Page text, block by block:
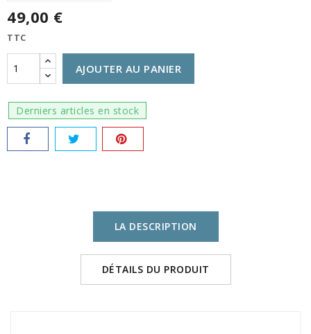
49,00 €
TTC
AJOUTER AU PANIER
Derniers articles en stock
LA DESCRIPTION
DÉTAILS DU PRODUIT